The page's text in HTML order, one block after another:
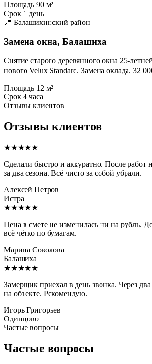
Площадь 90 м²
Срок 1 день
📍 Балашихинский район
Замена окна, Балашиха
Снятие старого деревянного окна 25-
нового Velux Standard. Замена оклада. 32
Площадь 12 м²
Срок 4 часа
Отзывы клиентов
Отзывы клиентов
★★★★★
Сделали быстро и аккуратно. После работ
за два сезона. Всё чисто за собой убрали.
Алексей Петров
Истра
★★★★★
Цена в смете не изменилась ни на рубль.
всё чётко по бумагам.
Марина Соколова
Балашиха
★★★★★
Замерщик приехал в день звонка. Через
на объекте. Рекомендую.
Игорь Григорьев
Одинцово
Частые вопросы
Частые вопросы